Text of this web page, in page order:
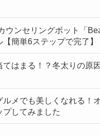
ウンセリングボット「
簡単6ステップで完了】
てはまる！？冬太りの原
ルメでも美しくなれる！
プしてみました